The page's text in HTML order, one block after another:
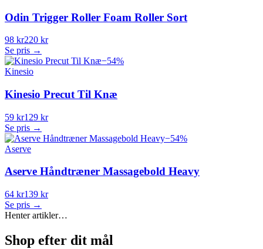
Odin Trigger Roller Foam Roller Sort
98 kr220 kr
Se pris →
−54%
Kinesio
Kinesio Precut Til Knæ
59 kr129 kr
Se pris →
−54%
Aserve
Aserve Håndtræner Massagebold Heavy
64 kr139 kr
Se pris →
Henter artikler…
Shop efter dit mål